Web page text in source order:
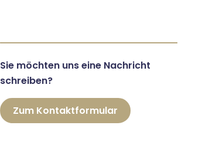
Sie möchten uns eine Nachricht
schreiben?
Zum Kontaktformular